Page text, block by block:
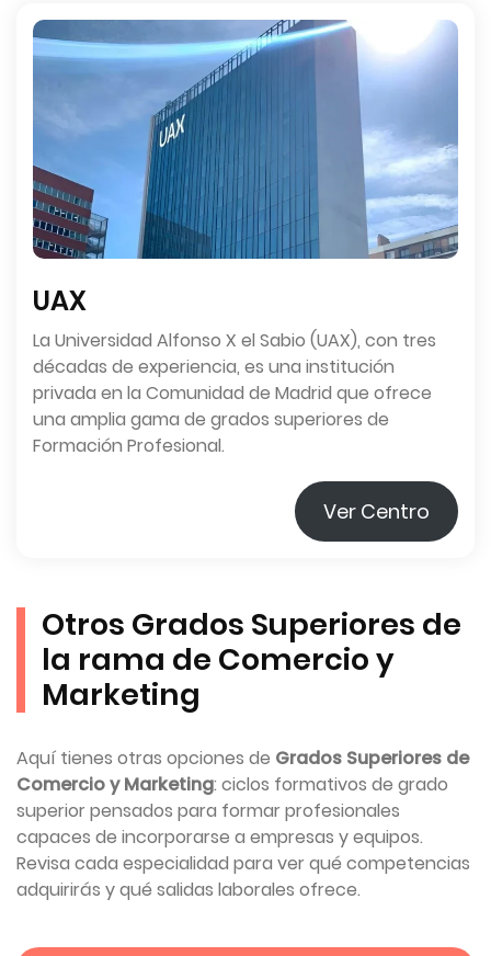
UAX
La Universidad Alfonso X el Sabio (UAX), con tres
décadas de experiencia, es una institución
privada en la Comunidad de Madrid que ofrece
una amplia gama de grados superiores de
Formación Profesional.
Ver Centro
Otros Grados Superiores de
la rama de Comercio y
Marketing
Aquí tienes otras opciones de Grados Superiores de
Comercio y Marketing: ciclos formativos de grado
superior pensados para formar profesionales
capaces de incorporarse a empresas y equipos.
Revisa cada especialidad para ver qué competencias
adquirirás y qué salidas laborales ofrece.